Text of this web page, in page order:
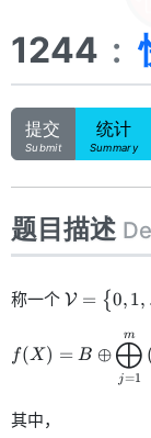
1244 :
提交
Submit
统计
Summary
题目描述
称一个 V = { 0, 1,
f(X)=B \oplus
f(X) = B ⊕
j=1
⨁
m
(
其中，